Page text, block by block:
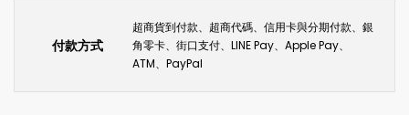
付款方式
超商貨到付款、超商代碼、信用卡與分期付款、銀
角零卡、街口支付、LINE Pay、Apple Pay、
ATM、PayPal